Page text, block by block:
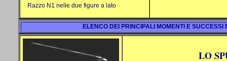
Razzo N1 nelle due figure a lato
ELENCO DEI PRINCIPALI MOMENTI E
LO